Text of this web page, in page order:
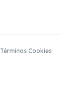
Términos·Cookies